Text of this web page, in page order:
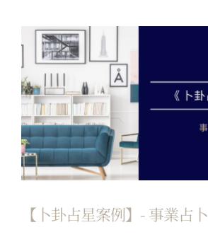
【卜卦占星案例】- 事業占卜